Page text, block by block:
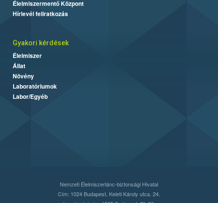
Élelmiszermentő Központ
Hírlevél feliratkozás
Gyakori kérdések
Élelmiszer
Állat
Növény
Laboratóriumok
Labor/Egyéb
Nemzeti Élelmiszerlánc-biztonsági Hivatal
Cím: 1024 Budapest, Keleti Károly utca. 24.